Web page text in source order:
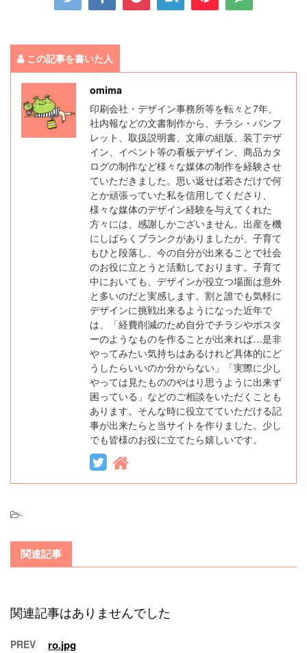
この記事を書いた人
omima
印刷会社・デザイン事務所等を転々と7年、
社内報などの文書制作から、チラシ・パンフ
レット、取扱説明書、文庫の組版、装丁デザ
イン、イベント等の看板デザイン、商品カタ
ログの制作など様々な媒体の制作を経験させ
ていただきました。思い返せば若さだけで何
とか頑張っていた私を信用してくださり、
様々な媒体のデザイン経験を与えてくれた
方々には、感謝しかございません。出産を機
にしばらくブランクがありましたが、子育て
もひと段落し、今の自分が出来ることで社会
のお役に立とうと活動しております。子育て
中においても、デザインが役立つ場面は意外
と多いのだと実感します。割と誰でも気軽に
デザインに挑戦出来るようになった近年で
は、「経費削減のため自分でチラシやポスタ
ーのようなものを作ることが出来れば…是非
やってみたい気持ちはあるけれど具体的にど
うしたらいいのか分からない」「実際に少し
やっては見たもののやはり思うように出来ず
困っている」などのご相談をいただくことも
あります。そんな時に役立てていただける記
事が出来たらと当サイトを作りました。少し
でも皆様のお役に立てたら嬉しいです。
-
関連記事
関連記事はありませんでした
PREV ro.jpg